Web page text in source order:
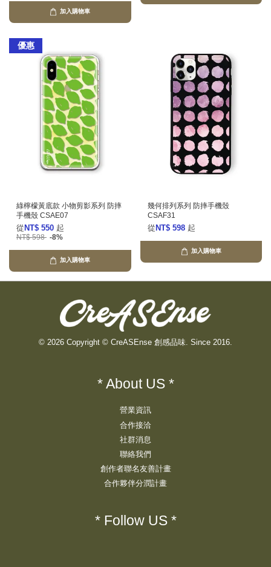
加入購物車
優惠
綠檸檬黃底款 小物剪影系列 防摔
手機殼 CSAE07
從 NT$ 550 起
NT$ 598 -8%
加入購物車
幾何排列系列 防摔手機殼
CSAF31
從 NT$ 598 起
加入購物車
© 2026 Copyright © CreASEnse 創感品味. Since 2016.
* About US *
營業資訊
合作接洽
社群消息
聯絡我們
創作者聯名友善計畫
合作夥伴分潤計畫
* Follow US *